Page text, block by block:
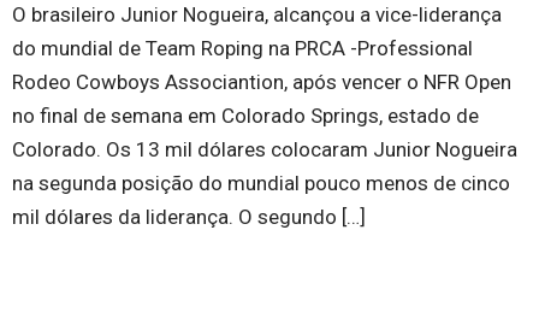
O brasileiro Junior Nogueira, alcançou a vice-liderança
do mundial de Team Roping na PRCA -Professional
Rodeo Cowboys Associantion, após vencer o NFR Open
no final de semana em Colorado Springs, estado de
Colorado. Os 13 mil dólares colocaram Junior Nogueira
na segunda posição do mundial pouco menos de cinco
mil dólares da liderança. O segundo […]